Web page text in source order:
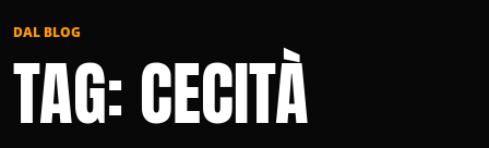
DAL BLOG
TAG: CECITÀ